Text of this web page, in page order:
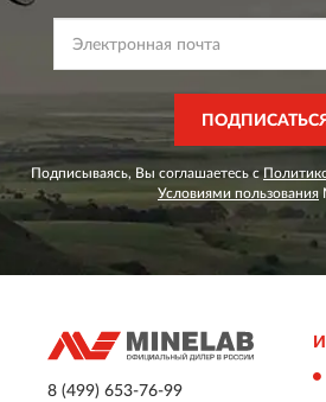
ПОДПИСАТЬСЯ
Подписываясь, Вы соглашаетесь с
Условиями пользования
8 (499) 653-76-99